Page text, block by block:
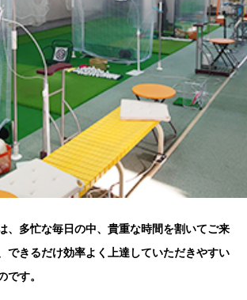
、多忙な毎日の中、貴重な時間を割いてご来
できるだけ効率よく上達していただきやすい
です。